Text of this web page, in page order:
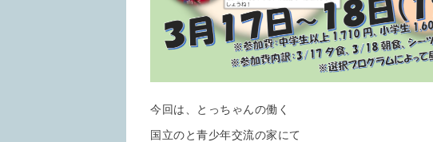
今回は、とっちゃんの働く
国立のと青少年交流の家にて